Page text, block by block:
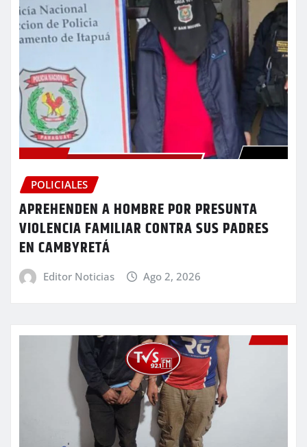
POLICIALES
APREHENDEN A HOMBRE POR PRESUNTA
VIOLENCIA FAMILIAR CONTRA SUS PADRES
EN CAMBYRETÁ
Editor Noticias Ago 2, 2026